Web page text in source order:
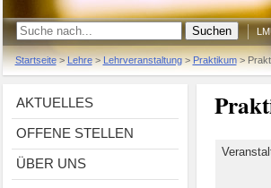
Startseite>Lehre>Lehrveranstaltung>Praktikum>
AKTUELLES
OFFENE STELLEN
ÜBER UNS